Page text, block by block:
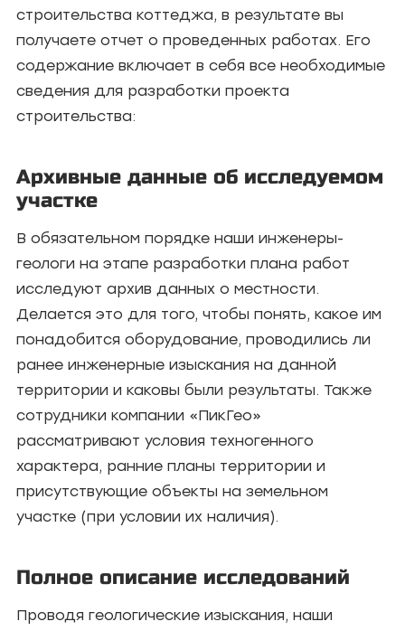
строительства коттеджа, в результате вы
получаете отчет о проведенных работах. Его
содержание включает в себя все необходимые
сведения для разработки проекта
строительства:
Архивные данные об исследуемом
участке
В обязательном порядке наши инженеры-
геологи на этапе разработки плана работ
исследуют архив данных о местности.
Делается это для того, чтобы понять, какое им
понадобится оборудование, проводились ли
ранее инженерные изыскания на данной
территории и каковы были результаты. Также
сотрудники компании «ПикГео»
рассматривают условия техногенного
характера, ранние планы территории и
присутствующие объекты на земельном
участке (при условии их наличия).
Полное описание исследований
Проводя геологические изыскания, наши